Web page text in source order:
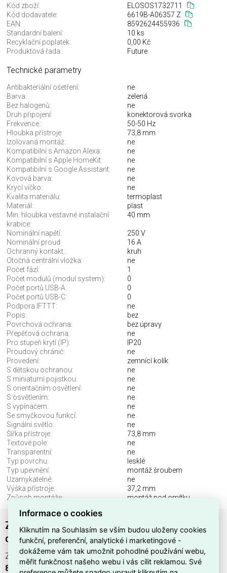
Kód zboží:
ELOSOS1732711
Kód dodavatele:
6619B-A06357 Z
EAN:
8592624455936
Standardní balení:
10 ks
Recyklační poplatek:
0,00 Kč
Produktová řada:
Future
Technické parametry
Antibakteriální ošetření:
ne
Barva:
zelená
Bez halogenů:
ne
Druh připojení:
konektorová svorka
Frekvence.:
50-50 Hz
Hloubka přístroje:
73,8 mm
Izolovaná montáž:
ne
Kompatibilní s Amazon Alexa:
ne
Kompatibilní s Apple HomeKit:
ne
Kompatibilní s Google Assistant:
ne
Kovová barva:
ne
Krycí víčko:
ne
Kvalita materiálu:
termoplast
Materiál:
plast
Min. hloubka vestavné instalační
krabice:
40 mm
Nominální napětí:
250 V
Nominální proud:
16 A
Ochranný kontakt.:
kruh
Otočná centrální vložka:
ne
Počet fází:
1
Počet modulů (modul system):
0
Počet portů USB-A:
0
Počet portů USB-C:
0
Podpora IFTTT:
ne
Popis:
bez
Povrchová ochrana:
bez úpravy
Přepěťová ochrana:
ne
Pro stupeň krytí (IP):
IP20
Proudový chránič:
ne
Provedení:
zemnící kolík
S dětskou ochranou:
ne
S miniaturní pojistkou:
ne
S orientačním osvětlení:
ne
S osvětlením:
ne
S vypínačem:
ne
Se smyčkovou funkcí:
ne
Signální světlo:
ne
Šířka přístroje:
73,8 mm
Textové pole:
ne
Transparentní:
ne
Typ povrchu:
lesklé
Typ upevnění:
montáž šroubem
Uzamykatelné:
ne
Výška přístroje:
37,2 mm
Způsob montáže:
montáž pod omítku
Zásuvka ABB REFLEX s ochranným kolíkem, s
clonkami zelená 6619B-A06357 Z
ZásuvkaABB REFLEX 6619B-A06357 Z(EAN
8592624455936
) v zelené barvě z produktové řady
Informace o cookies
Kliknutím na Souhlasím se vším budou uloženy cookies
funkční, preferenční, analytické i marketingové -
dokážeme vám tak umožnit pohodlné používání webu,
měřit funkčnost našeho webu i vás cílit reklamou. Své